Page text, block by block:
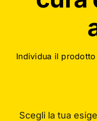
Individua il